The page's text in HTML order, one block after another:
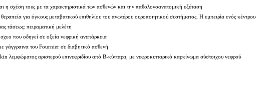
η σχέση τους με τα χαρακτηριστικά των ασθενών και την παθολογοανατομική εξέταση
για όγκους μεταβατικού επιθηλίου του ανωτέρου ουροποιητικού συστήματος. Η εμπειρία ενός κέντρου
τάσεως: πειραματική μελέτη
που οδηγεί σε οξεία νεφρική ανεπάρκεια
γάγγραινα του Fournier σε διαβητικό ασθενή
λεμφώματος αριστερού επινεφριδίου από Β-κύτταρα, με νεφροκυτταρικό καρκίνωμα σύστοιχου νεφρού